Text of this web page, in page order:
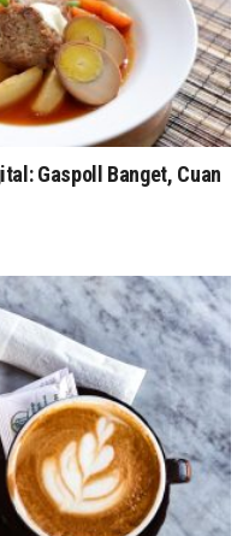
Gaspoll Banget, Cuan